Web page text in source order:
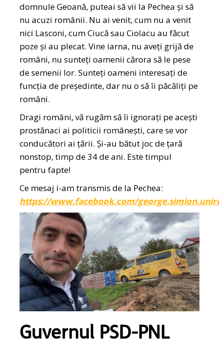
domnule Geoană, puteai să vii la Pechea și să
nu acuzi românii. Nu ai venit, cum nu a venit
nici Lasconi, cum Ciucă sau Ciolacu au făcut
poze și au plecat. Vine iarna, nu aveți grijă de
români, nu sunteți oamenii cărora să le pese
de semenii lor. Sunteți oameni interesați de
funcția de președinte, dar nu o să îi păcăliți pe
români.
Dragi români, vă rugăm să îi ignorați pe acești
prostănaci ai politicii românești, care se vor
conducători ai țării. Și-au bătut joc de țară
nonstop, timp de 34 de ani. Este timpul
pentru fapte!
Ce mesaj i-am transmis de la Pechea:
https://www.facebook.com/
Guvernul PSD-PNL